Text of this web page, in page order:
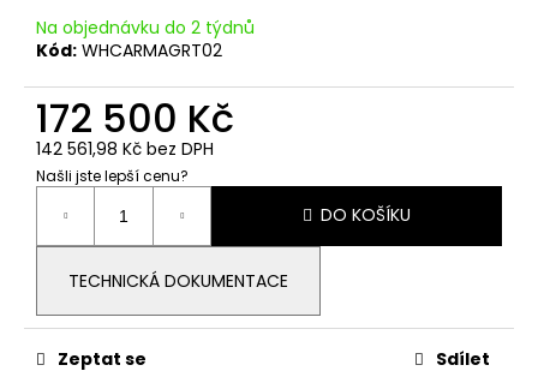
Na objednávku do 2 týdnů
Kód: WHCARMAGRT02
172 500 Kč
142 561,98 Kč bez DPH
Našli jste lepší cenu?
Měrná
cena:
DO KOŠÍKU
TECHNICKÁ DOKUMENTACE
Zeptat se Sdílet
m
e
ZEMNÍCÍ
PODLOŽKA
6,05